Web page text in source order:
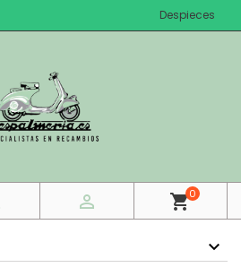
Despieces
 shopping_cart0